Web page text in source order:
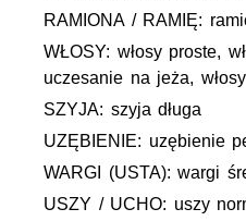
RAMIONA / RAMIĘ:
WŁOSY: włosy proste,
uczesanie na jeża,
SZYJA: szyja długa
UZĘBIENIE: uzębienie
WARGI (USTA): wargi
USZY / UCHO: uszy